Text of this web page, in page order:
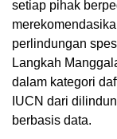
setiap pihak
perlindungan
Langkah
dalam kategori
IUCN dari
berbasis data.